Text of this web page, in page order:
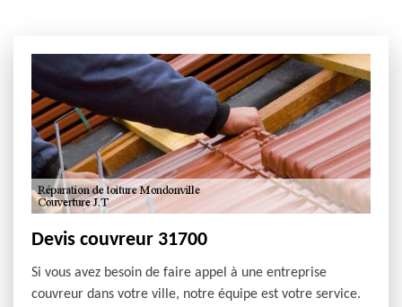
Devis couvreur 31700
Si vous avez besoin de faire appel à une entreprise
couvreur dans votre ville, notre équipe est votre service.